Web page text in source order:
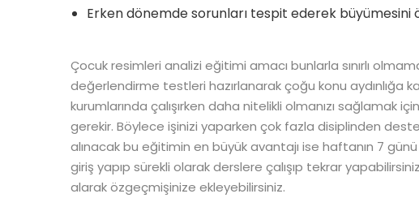
Erken dönemde sorunları tespit ederek büyümesini
Çocuk resimleri analizi eğitimi amacı bunlarla sınırlı
değerlendirme testleri hazırlanarak çoğu konu aydınlığa
kurumlarında çalışırken daha nitelikli olmanızı sağlamak
gerekir. Böylece işinizi yaparken çok fazla disiplinden
alınacak bu eğitimin en büyük avantajı ise haftanın 7
giriş yapıp sürekli olarak derslere çalışıp tekrar
alarak özgeçmişinize ekleyebilirsiniz.